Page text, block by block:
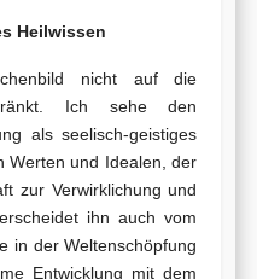
Heilwissen
nicht auf die
Ich sehe den
als seelisch-geistiges
Werten und Idealen, der
zur Verwirklichung und
ihn auch vom
in der Weltenschöpfung
Entwicklung mit dem